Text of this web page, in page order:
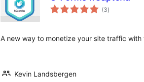
(3कुल
दर)
A new way to monetize your site traffic
Kevin Landsbergen